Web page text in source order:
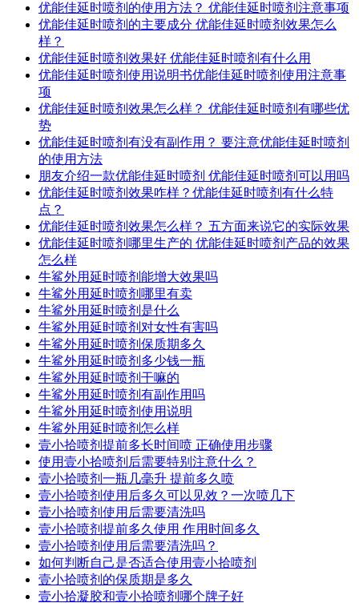
优能佳延时喷剂的使用方法？ 优能佳延时喷剂注意事项
优能佳延时喷剂的主要成分 优能佳延时喷剂效果怎么
样？
优能佳延时喷剂效果好 优能佳延时喷剂有什么用
优能佳延时喷剂使用说明书优能佳延时喷剂使用注意事
项
优能佳延时喷剂效果怎么样？ 优能佳延时喷剂有哪些优
势
优能佳延时喷剂有没有副作用？ 要注意优能佳延时喷剂
的使用方法
朋友介绍一款优能佳延时喷剂 优能佳延时喷剂可以用吗
优能佳延时喷剂效果咋样？优能佳延时喷剂有什么特
点？
优能佳延时喷剂效果怎么样？ 五方面来说它的实际效果
优能佳延时喷剂哪里生产的 优能佳延时喷剂产品的效果
怎么样
牛鲨外用延时喷剂能增大效果吗
牛鲨外用延时喷剂哪里有卖
牛鲨外用延时喷剂是什么
牛鲨外用延时喷剂对女性有害吗
牛鲨外用延时喷剂保质期多久
牛鲨外用延时喷剂多少钱一瓶
牛鲨外用延时喷剂干嘛的
牛鲨外用延时喷剂有副作用吗
牛鲨外用延时喷剂使用说明
牛鲨外用延时喷剂怎么样
壹小拾喷剂提前多长时间喷 正确使用步骤
使用壹小拾喷剂后需要特别注意什么？
壹小拾喷剂一瓶几毫升 提前多久喷
壹小拾喷剂使用后多久可以见效？一次喷几下
壹小拾喷剂使用后需要清洗吗
壹小拾喷剂提前多久使用 作用时间多久
壹小拾喷剂使用后需要清洗吗？
如何判断自己是否适合使用壹小拾喷剂
壹小拾喷剂的保质期是多久
壹小拾凝胶和壹小拾喷剂哪个牌子好